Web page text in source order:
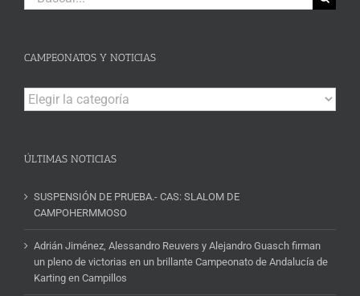
CAMPEONATOS Y NOTICIAS
Campeonatos
y
ÚLTIMAS NOTICIAS
SUSPENSIÓN DE PRUEBA.- CAS: SLALOM DE
CAMPOHERMMOSO
Adrián Jiménez, Alessandro Reuvers y Alejandro Guasch firman
un pleno de victorias en un brillante Campeonato de Andalucía de
Karting en Campillos